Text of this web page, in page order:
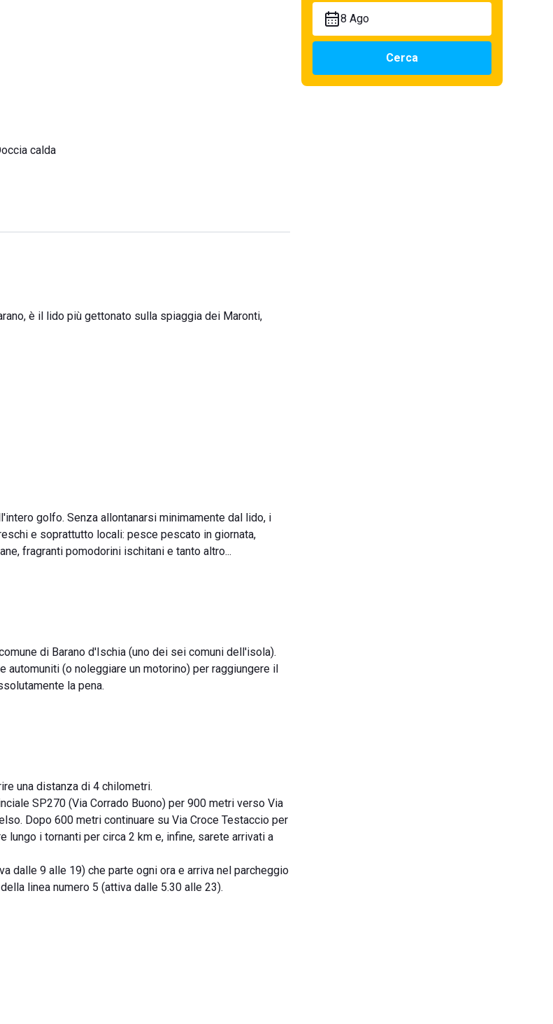
calda
è il lido più gettonato sulla spiaggia dei Maronti,
golfo. Senza allontanarsi minimamente dal lido, i
e soprattutto locali: pesce pescato in giornata,
fragranti pomodorini ischitani e tanto altro...
di Barano d'Ischia (uno dei sei comuni dell'isola).
(o noleggiare un motorino) per raggiungere il
la pena.
una distanza di 4 chilometri.
SP270 (Via Corrado Buono) per 900 metri verso Via
Dopo 600 metri continuare su Via Croce Testaccio per
i tornanti per circa 2 km e, infine, sarete arrivati a
dalle 9 alle 19) che parte ogni ora e arriva nel parcheggio
linea numero 5 (attiva dalle 5.30 alle 23).
8 Ago
Cerca